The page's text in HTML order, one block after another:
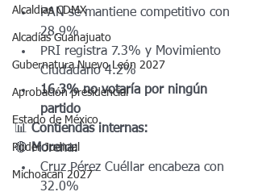
Alcaldias CDMX
Alcadías Guanajuato
Gubernatura Nuevo León 2027
Aprobación presidencial
Estado de México
Poder Judicial
Michoacán 2027
PAN se mantiene competitivo con
28.9%
PRI registra 7.3% y Movimiento
Ciudadano 4.2%
16.3% no votaría por ningún
partido
📊 Contiendas internas:
🔴 Morena:
Cruz Pérez Cuéllar encabeza con
32.0%